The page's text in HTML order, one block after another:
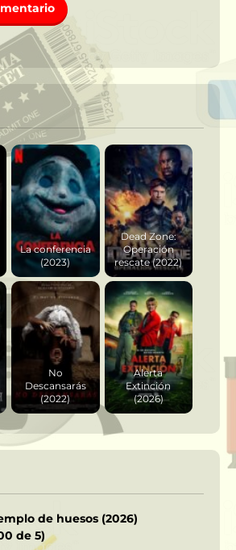
La conferencia
(2023)
Dead Zone:
Operación
rescate (2022)
No
Descansarás
(2022)
Alerta
Extinción
(2026)
de huesos (2026)
de 5)